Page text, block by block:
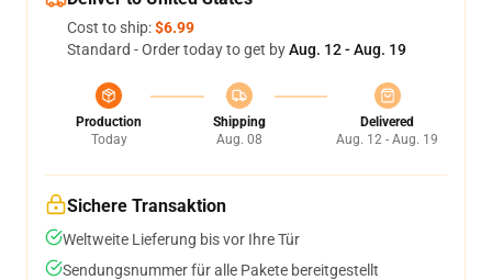
Cost to ship:$6.99
Standard - Order today to get byAug. 12 - Aug. 19
Production
Today
Shipping
Aug. 08
Delivered
Aug. 12 - Aug. 19
Sichere Transaktion
Weltweite Lieferung bis vor Ihre Tür
Sendungsnummer für alle Pakete bereitgestellt